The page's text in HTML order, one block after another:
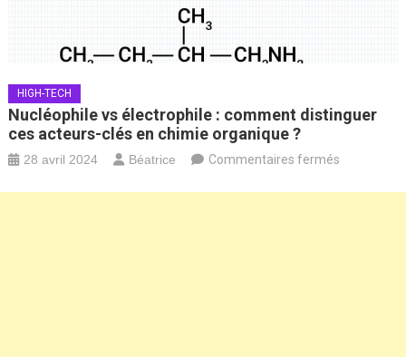
HIGH-TECH
Nucléophile vs électrophile : comment distinguer
ces acteurs-clés en chimie organique ?
28 avril 2024 Béatrice Commentaires ferméssur